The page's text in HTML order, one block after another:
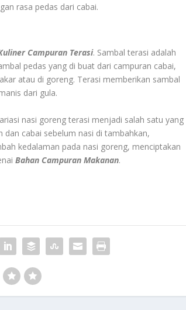
rasa pedas dari cabai.
Campuran Terasi. Sambal terasi adalah
pedas yang di buat dari campuran cabai,
atau di goreng. Terasi memberikan sambal
dari gula.
nasi goreng terasi menjadi salah satu yang
cabai sebelum nasi di tambahkan,
kedalaman pada nasi goreng, menciptakan
Bahan Campuran Makanan.